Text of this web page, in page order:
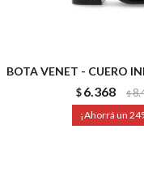
BOTA VENET - CUERO
$6.368 $
24